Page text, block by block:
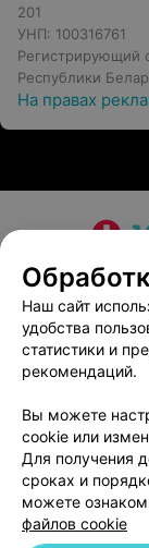
201
УНП: 100316761
Регистрирующий
Республики
На правах
О проекте
Наш сайт
удобства
статистики и
рекомендаций.
Вы можете
cookie или
Для получения
сроках и
можете
файлов cookie